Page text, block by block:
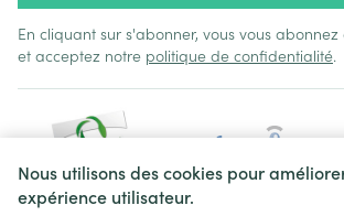
Nous utilisons des cookies pour
expérience utilisateur.
En cliquant sur s'abonner, vous vous
et acceptez notre politique de confidentialité.